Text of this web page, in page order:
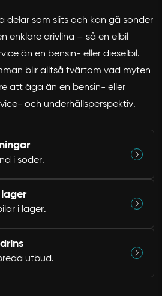
delar som slits och kan gå sönder
enklare drivlina – så en elbil
än en bensin- eller dieselbil.
blir alltså tvärtom vad myten
att äga än en bensin- eller
och underhållsperspektiv.
i söder.
i lager.
utbud.